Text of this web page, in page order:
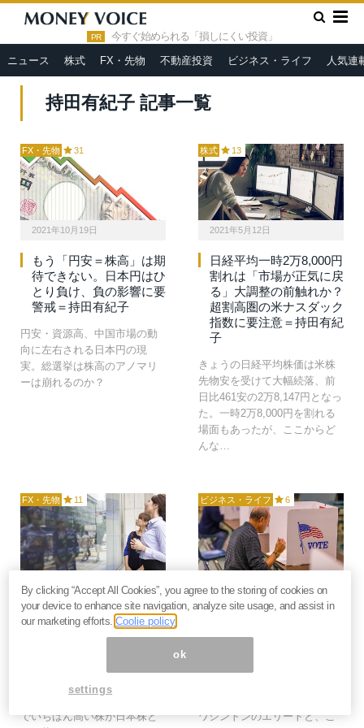
PR 今すぐ始められる「損しにくい投資」
ニュース 株式 FX・先物 不動産投資 ビジネス・ライフ 人気連
HOME » 持田有紀子
持田有紀子 記事一覧
FX・先物 31
2021年10月19日
もう「円安＝株高」は期
待できない。日本円はひ
とり負け、負の影響に要
警戒＝持田有紀子
円安・資源高、中国市場の動
向に左右される日本円の現
実。総選挙は株高のアノマリ
ーは崩れるのか？
株式 13
2021年5月12日
日経平均一時2万8,000円
割れは「市場が正気に戻
る」大調整の前触れか？
超割高圏の米ナスダック
指数に要注意＝持田有紀
子
きょうの日経平均株価は米株
先物安を受けて大幅続落、前
日比461安の2万8,147円となっ
た。一時2万8,000円を割れる
場面もあったが、ここからど
んな…
FX・先物 11
日本株が世界でいちばん
割高に。米国株は大統領
選を控えて大幅下落＝持
欧米の株価の下落に比べて、
日本株の下げが緩慢だ。世界
でいちばん高い株が日本株と
ビジネス・ライフ 6
米大統領選は史上最高の
ランプは何を失った？＝
ワシントンのエリートと、こ
By clicking “Accept All Cookies”, you agree to the storing of cookies on
your device to enhance site navigation, analyze site usage, and assist in
our marketing efforts.Coolie policy
ok
settings